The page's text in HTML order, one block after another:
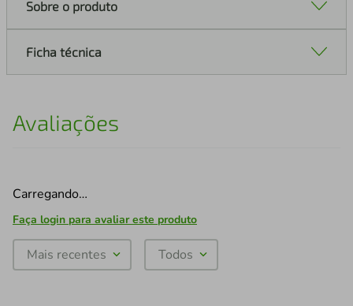
Sobre o produto
Ficha técnica
Avaliações
Carregando…
Faça login para avaliar este produto
Mais recentes Todos